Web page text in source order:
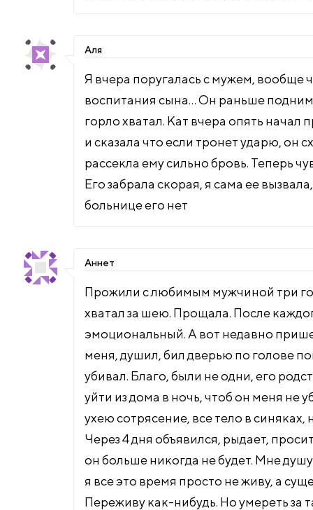
Аля
Я вчера поругалась с мужем, вообще
воспитания сына… Он раньше
горло хватал. Кат вчера опять начал
и сказала что если тронет ударю, он
рассекла ему сильно бровь. Теперь
Его забрала скорая, я сама ее
больнице его нет
Аннет
Прожили с любимым мужчиной три
хватал за шею. Прощала. После
эмоциональный. А вот недавно
меня, душил, бил дверью по голове
убивал. Благо, были не одни, его
уйти из дома в ночь, чтоб он меня не
ухею сотрясение, все тело в
Через 4 дня объявился, рыдает,
он больше никогда не будет. Мне
я все это время просто не живу, а
Переживу как-нибудь. Но умереть